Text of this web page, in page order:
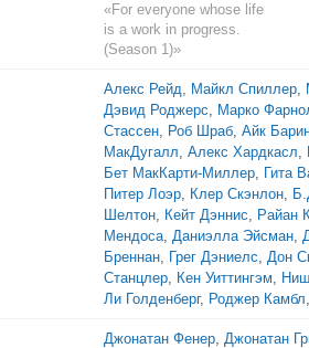
«For everyone whose life
is a work in progress.
(Season 1)»
Алекс Рейд, Майкл Спиллер,
Дэвид Роджерс, Марко
Стассен, Роб Шраб, Айк
МакДугалл, Алекс Хардкасл,
Бет МакКарти-Миллер, Гита
Питер Лоэр, Клер Скэнлон,
Шелтон, Кейт Дэннис, Райан
Мендоса, Даниэлла Эйсман,
Бреннан, Грег Дэниелс, Дон
Станцлер, Кен Уиттингэм,
Ли Голденберг, Роджер Камбл,
Джонатан Фенер, Джонатан